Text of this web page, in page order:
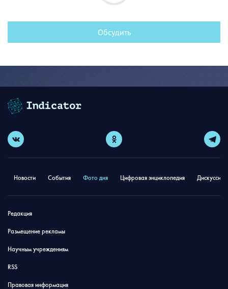
Обсудить
Новости События Фото дня Цифровая энциклопедия
Редакция
Размещение рекламы
Научным учреждениям
RSS
Правовая информация